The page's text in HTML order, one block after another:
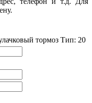
тормоз Тип: 20